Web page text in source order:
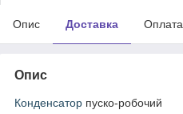
Опис Доставка Оплата
Опис
Конденсатор пуско-робочий